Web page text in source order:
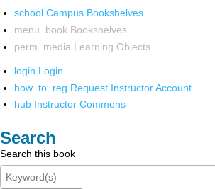
school Campus Bookshelves
menu_book Bookshelves
perm_media Learning Objects
login Login
how_to_reg Request Instructor Account
hub Instructor Commons
Search
Search this book